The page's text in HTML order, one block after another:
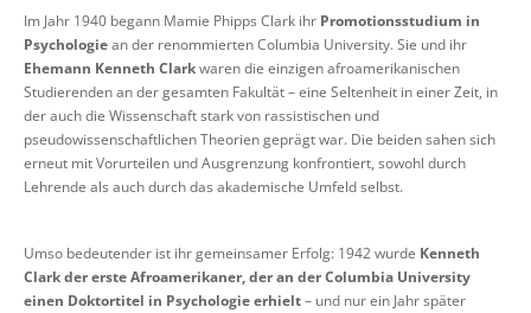
Im Jahr 1940 begann Mamie Phipps Clark ihr Promotionsstudium in
Psychologiean der renommierten Columbia University. Sie und ihr
Ehemann Kenneth Clarkwaren die einzigen afroamerikanischen
Studierenden an der gesamten Fakultät – eine Seltenheit in einer Zeit, in
der auch die Wissenschaft stark von rassistischen und
pseudowissenschaftlichen Theorien geprägt war. Die beiden sahen sich
erneut mit Vorurteilen und Ausgrenzung konfrontiert, sowohl durch
Lehrende als auch durch das akademische Umfeld selbst.
Umso bedeutender ist ihr gemeinsamer Erfolg: 1942 wurde Kenneth
Clark der erste Afroamerikaner, der an der Columbia University
einen Doktortitel in Psychologie erhielt– und nur ein Jahr später